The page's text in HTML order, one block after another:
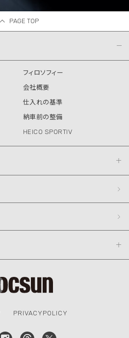
PAGE TOP
フィロソフィー
会社概要
仕入れの基準
納車前の整備
HEICO SPORTIV
PRIVACYPOLICY